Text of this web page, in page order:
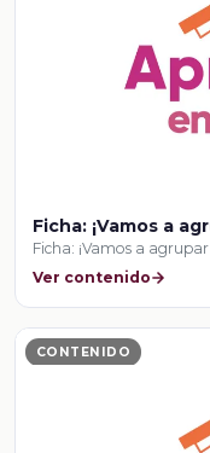
Ficha: ¡Vamos a
Ficha: ¡Vamos a
Ver contenido
CONTENIDO